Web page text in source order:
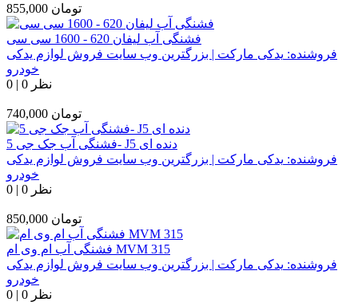
855,000 تومان
فشنگی آب لیفان 620 - 1600 سی سی
فروشنده: یدکی مارکت | بزرگترین وب سایت فروش لوازم یدکی
خودرو
0 | 0 نظر
740,000 تومان
فشنگی آب جک جی 5- J5 دنده ای
فروشنده: یدکی مارکت | بزرگترین وب سایت فروش لوازم یدکی
خودرو
0 | 0 نظر
850,000 تومان
فشنگی آب ام وی ام MVM 315
فروشنده: یدکی مارکت | بزرگترین وب سایت فروش لوازم یدکی
خودرو
0 | 0 نظر